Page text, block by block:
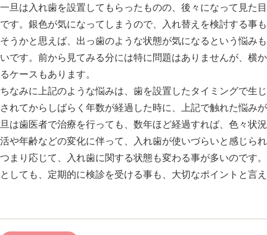
一旦は入れ歯を設置してもらったものの、後々になって見た
です。銀色が気になってしまうので、入れ替えを検討する事
そうかと思えば、出っ歯のような状態が気になるという悩み
いです。前から見てみる分には特に問題はありませんが、横
るケースもあります。
ちなみに上記のような悩みは、歯を設置したタイミングで生
されてからしばらく年数が経過した時に、上記で触れた悩み
旦は歯医者で治療を行っても、数年ほど経過すれば、色々状
活や年齢などの変化に伴って、入れ歯が使いづらいと感じら
つまり応じて、入れ歯に関する状態も変わる事が多いのです
としても、定期的に検診を受ける事も、大切なポイントと言